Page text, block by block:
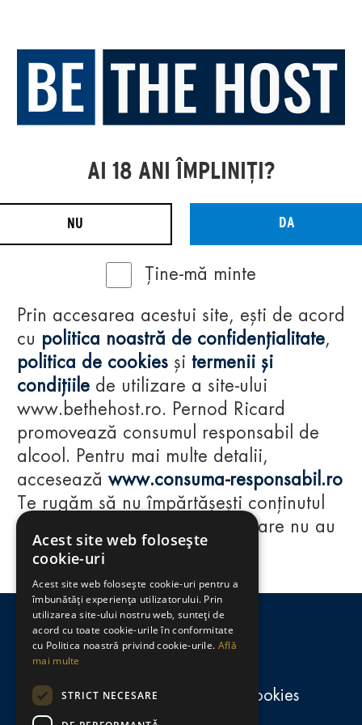
Regulamente
consumă-responsabil.ro
Politica de confidențialitate și cookies
AI 18 ANI ÎMPLINIȚI?
NU DA
Ține-mă minte
Prin accesarea acestui site, ești de acord
cu politica noastră de confidențialitate,
politica de cookies și termenii și
condițiile de utilizare a site-ului
www.bethehost.ro. Pernod Ricard
promovează consumul responsabil de
alcool. Pentru mai multe detalii,
accesează www.consuma-responsabil.ro
Te rugăm să nu împărtășești conținutul
acestui website cu persoane care nu au
împlinit vârsta de 18 ani.
Acest site web folosește
cookie-uri
Acest site web folosește cookie-uri pentru a
îmbunătăți experiența utilizatorului. Prin
utilizarea site-ului nostru web, sunteți de
acord cu toate cookie-urile în conformitate
cu Politica noastră privind cookie-urile. Află
mai multe
STRICT NECESARE